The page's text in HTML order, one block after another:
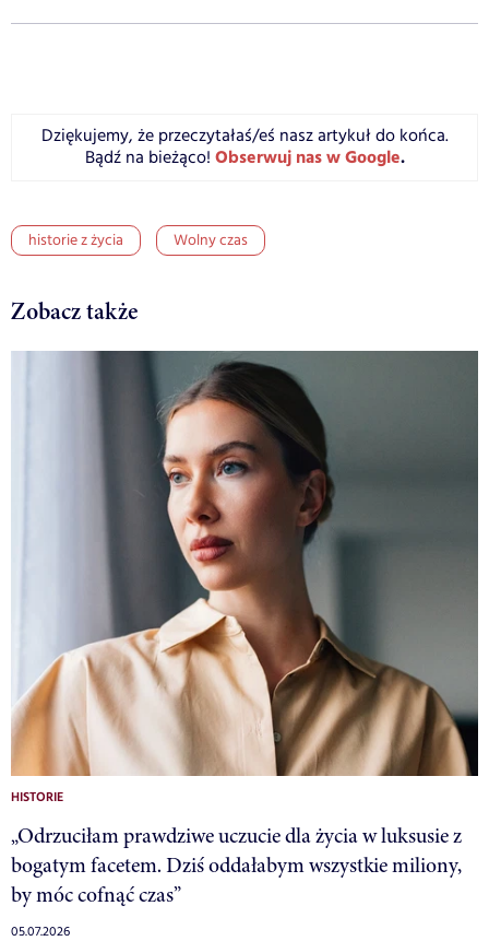
Dziękujemy, że przeczytałaś/eś nasz artykuł do końca.
Bądź na bieżąco! Obserwuj nas w Google.
historie z życia Wolny czas
Zobacz także
HISTORIE
„Odrzuciłam prawdziwe uczucie dla życia w luksusie z
bogatym facetem. Dziś oddałabym wszystkie miliony,
by móc cofnąć czas”
05.07.2026